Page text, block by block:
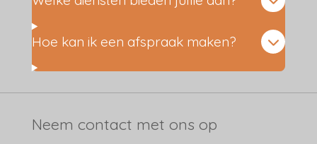
Hoe kan ik een afspraak maken?
Neem contact met ons op